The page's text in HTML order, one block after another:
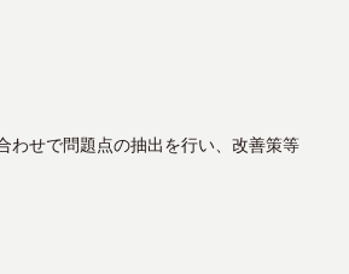
わせで問題点の抽出を行い、改善策等